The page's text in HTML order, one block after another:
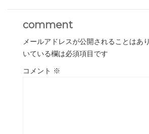
comment
メールアドレスが公開されることはあ
いている欄は必須項目です
コメント ※